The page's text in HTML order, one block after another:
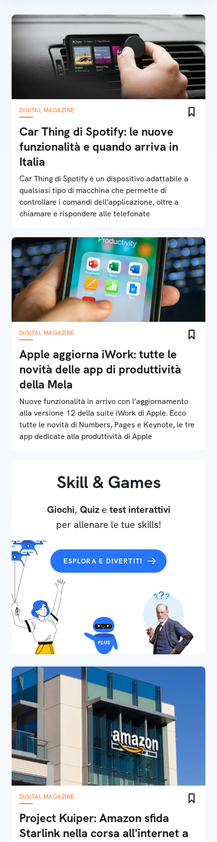
DIGITAL MAGAZINE
Car Thing di Spotify: le nuove
funzionalità e quando arriva in
Italia
Car Thing di Spotify è un dispositivo adattabile a
qualsiasi tipo di macchina che permette di
controllare i comandi dell’applicazione, oltre a
chiamare e rispondere alle telefonate
DIGITAL MAGAZINE
Apple aggiorna iWork: tutte le
novità delle app di produttività
della Mela
Nuove funzionalità in arrivo con l’aggiornamento
alla versione 12 della suite iWork di Apple. Ecco
tutte le novità di Numbers, Pages e Keynote, le tre
app dedicate alla produttività di Apple
Skill & Games
Giochi, Quize test interattivi
per allenare le tue skills!
ESPLORA E DIVERTITI
DIGITAL MAGAZINE
Project Kuiper: Amazon sfida
Starlink nella corsa all'internet a